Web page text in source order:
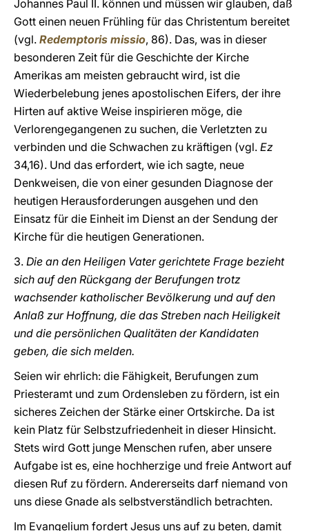
Johannes Paul II. können und müssen wir glauben, daß
Gott einen neuen Frühling für das Christentum bereitet
(vgl. Redemptoris missio, 86). Das, was in dieser
besonderen Zeit für die Geschichte der Kirche
Amerikas am meisten gebraucht wird, ist die
Wiederbelebung jenes apostolischen Eifers, der ihre
Hirten auf aktive Weise inspirieren möge, die
Verlorengegangenen zu suchen, die Verletzten zu
verbinden und die Schwachen zu kräftigen (vgl. Ez
34,16). Und das erfordert, wie ich sagte, neue
Denkweisen, die von einer gesunden Diagnose der
heutigen Herausforderungen ausgehen und den
Einsatz für die Einheit im Dienst an der Sendung der
Kirche für die heutigen Generationen.
3. Die an den Heiligen Vater gerichtete Frage bezieht
sich auf den Rückgang der Berufungen trotz
wachsender katholischer Bevölkerung und auf den
Anlaß zur Hoffnung, die das Streben nach Heiligkeit
und die persönlichen Qualitäten der Kandidaten
geben, die sich melden.
Seien wir ehrlich: die Fähigkeit, Berufungen zum
Priesteramt und zum Ordensleben zu fördern, ist ein
sicheres Zeichen der Stärke einer Ortskirche. Da ist
kein Platz für Selbstzufriedenheit in dieser Hinsicht.
Stets wird Gott junge Menschen rufen, aber unsere
Aufgabe ist es, eine hochherzige und freie Antwort auf
diesen Ruf zu fördern. Andererseits darf niemand von
uns diese Gnade als selbstverständlich betrachten.
Im Evangelium fordert Jesus uns auf zu beten, damit